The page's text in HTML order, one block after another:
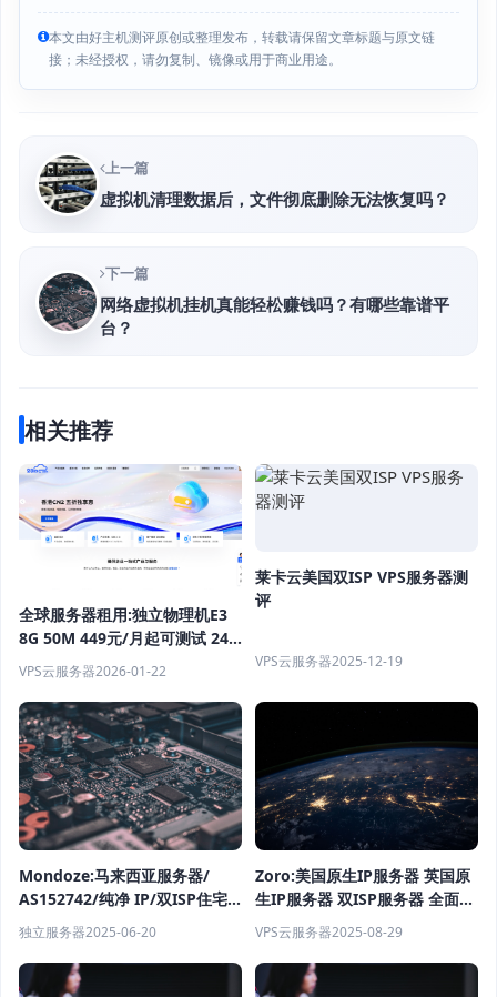
本文由好主机测评原创或整理发布，转载请保留文章标题与原文链
接；未经授权，请勿复制、镜像或用于商业用途。
上一篇
虚拟机清理数据后，文件彻底删除无法恢复吗？
下一篇
网络虚拟机挂机真能轻松赚钱吗？有哪些靠谱平
台？
相关推荐
全球服务器租用:独立物理机E3
8G 50M 449元/月起可测试 24
小时在线售后秒回复
VPS云服务器2026-01-22
莱卡云美国双ISP VPS服务器测
评
VPS云服务器2025-12-19
Mondoze:马来西亚服务器/
AS152742/纯净 IP/双ISP住宅
服务器/$8.33/月/2C/2G内
存/60G/100M
独立服务器2025-06-20
Zoro:美国原生IP服务器 英国原
生IP服务器 双ISP服务器 全面上
新 纯净高质量 IP 最高可享6折
VPS云服务器2025-08-29